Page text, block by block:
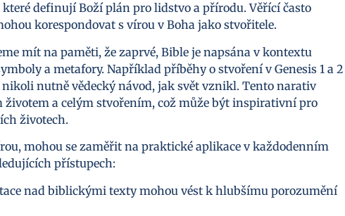
definují Boží plán pro lidstvo a přírodu. Věřící často
korespondovat s vírou v Boha jako stvořitele.
mít na paměti, že zaprvé, Bible je napsána v kontextu
a metafory. Například příběhy o stvoření v Genesis 1 a 2
nutně vědecký návod, jak svět vznikl. Tento narativ
životem a celým stvořením, což může být inspirativní pro
životech.
mohou se zaměřit na praktické aplikace v každodenním
přístupech:
nad biblickými texty mohou vést k hlubšímu porozumění